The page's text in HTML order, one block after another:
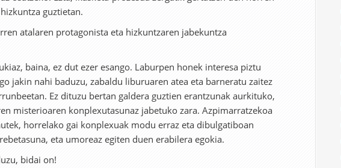
guztietan.
atalaren protagonista eta hizkuntzaren jabekuntza
baina, ez dut ezer esango. Laburpen honek interesa piztu
jakin nahi baduzu, zabaldu liburuaren atea eta barneratu zaitez
Ez dituzu bertan galdera guztien erantzunak aurkituko,
misterioaren konplexutasunaz jabetuko zara. Azpimarratzekoa
horrelako gai konplexuak modu erraz eta dibulgatiboan
eta umoreaz egiten duen erabilera egokia.
bidai on!